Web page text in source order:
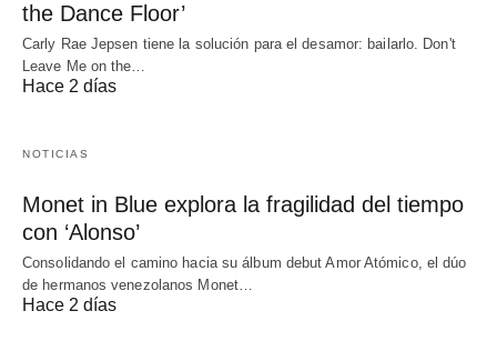
the Dance Floor’
Carly Rae Jepsen tiene la solución para el desamor: bailarlo. Don't
Leave Me on the…
Hace 2 días
NOTICIAS
Monet in Blue explora la fragilidad del tiempo
con ‘Alonso’
Consolidando el camino hacia su álbum debut Amor Atómico, el dúo
de hermanos venezolanos Monet…
Hace 2 días